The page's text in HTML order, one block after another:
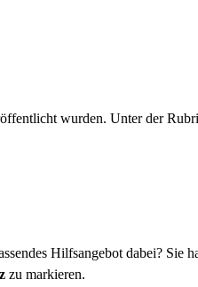
wurden. Unter der
Hilfsangebot dabei? Sie
zu markieren.